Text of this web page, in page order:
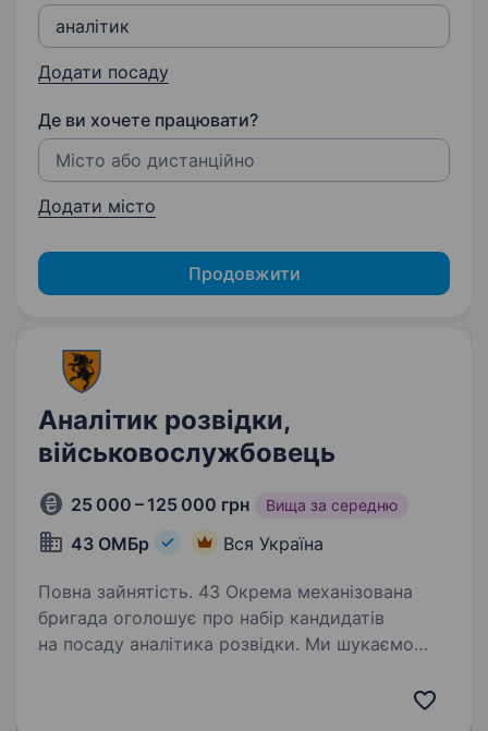
Додати посаду
Де ви хочете працювати?
Додати місто
Продовжити
Аналітик розвідки,
військовослужбовець
25 000 – 125 000 грн Вища за середню
43 ОМБр Вся Україна
Повна зайнятість. 43 Окрема механізована
бригада оголошує про набір кандидатів
на посаду аналітика розвідки. Ми шукаємо
готові доєднатись до лав ЗСУ за контрактом